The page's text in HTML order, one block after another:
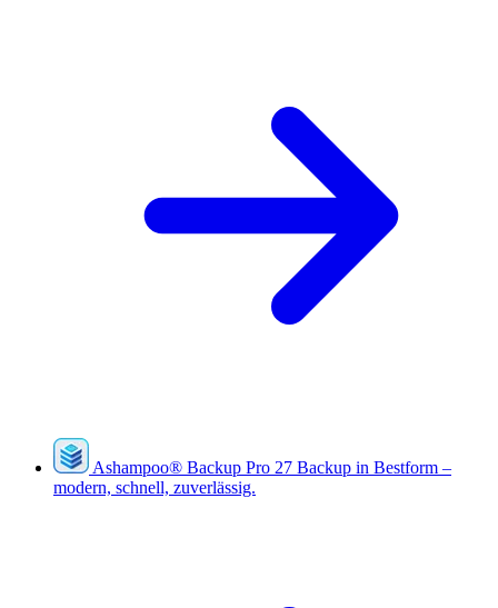
Ashampoo® Backup Pro 27 Backup in Bestform –
modern, schnell, zuverlässig.